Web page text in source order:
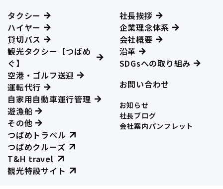
タクシー
ハイヤー
貸切バス
観光タクシー【つばめ
ぐ】
空港・ゴルフ送迎
運転代行
自家用自動車運行管理
遊漁船
その他
つばめトラベル
つばめクルーズ
T&H travel
観光特設サイト
社長挨拶
企業理念体系
会社概要
沿革
SDGsへの取り組み
お問い合わせ
お知らせ
社長ブログ
会社案内パンフレット